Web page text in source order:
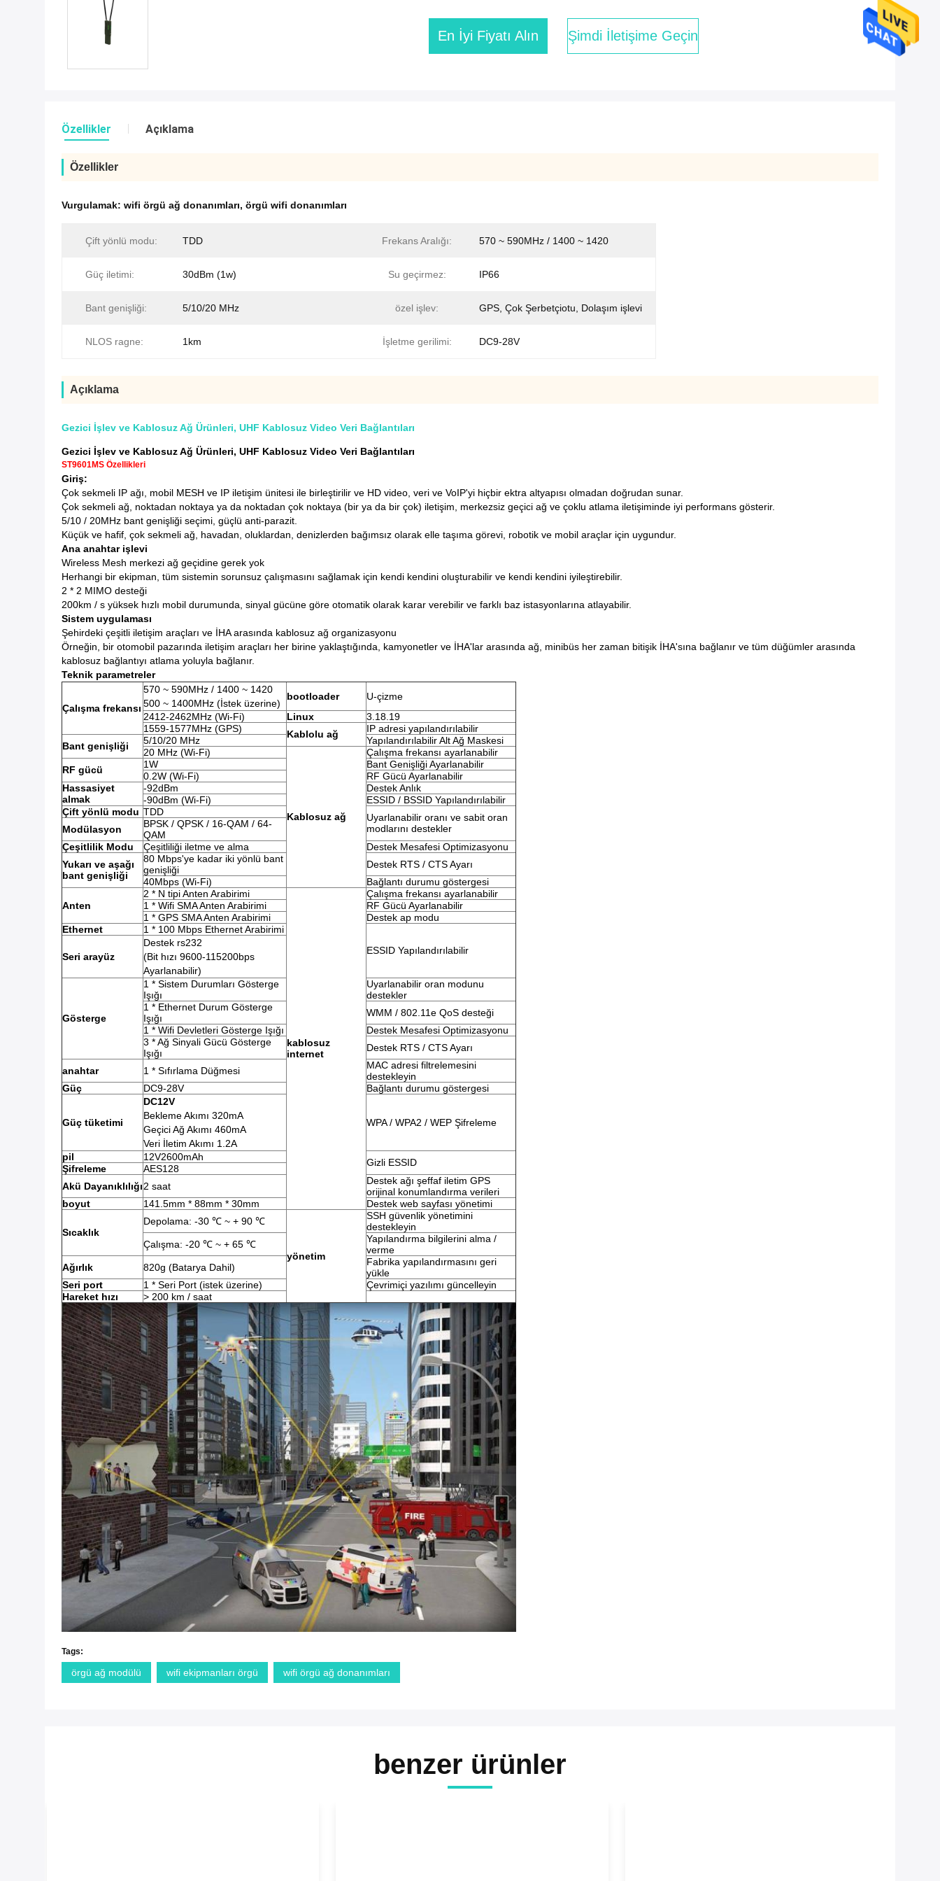
En İyi Fiyatı Alın Şimdi İletişime Geçin
Özellikler Açıklama
Özellikler
Vurgulamak: wifi örgü ağ donanımları, örgü wifi donanımları
Çift yönlü modu: TDD Frekans Aralığı: 570 ~ 590MHz / 1400 ~ 1420
Güç iletimi: 30dBm (1w) Su geçirmez: IP66
Bant genişliği: 5/10/20 MHz özel işlev: GPS, Çok Şerbetçiotu, Dolaşım işlevi
NLOS ragne: 1km İşletme gerilimi: DC9-28V
Açıklama
Gezici İşlev ve Kablosuz Ağ Ürünleri, UHF Kablosuz Video Veri Bağlantıları
Gezici İşlev ve Kablosuz Ağ Ürünleri, UHF Kablosuz Video Veri Bağlantıları
ST9601MS Özellikleri
Giriş:
Çok sekmeli IP ağı, mobil MESH ve IP iletişim ünitesi ile birleştirilir ve HD video, veri ve VoIP'yi hiçbir ektra altyapısı olmadan doğrudan sunar.
Çok sekmeli ağ, noktadan noktaya ya da noktadan çok noktaya (bir ya da bir çok) iletişim, merkezsiz geçici ağ ve çoklu atlama iletişiminde iyi performans gösterir.
5/10 / 20MHz bant genişliği seçimi, güçlü anti-parazit.
Küçük ve hafif, çok sekmeli ağ, havadan, oluklardan, denizlerden bağımsız olarak elle taşıma görevi, robotik ve mobil araçlar için uygundur.
Ana anahtar işlevi
Wireless Mesh merkezi ağ geçidine gerek yok
Herhangi bir ekipman, tüm sistemin sorunsuz çalışmasını sağlamak için kendi kendini oluşturabilir ve kendi kendini iyileştirebilir.
2 * 2 MIMO desteği
200km / s yüksek hızlı mobil durumunda, sinyal gücüne göre otomatik olarak karar verebilir ve farklı baz istasyonlarına atlayabilir.
Sistem uygulaması
Şehirdeki çeşitli iletişim araçları ve İHA arasında kablosuz ağ organizasyonu
Örneğin, bir otomobil pazarında iletişim araçları her birine yaklaştığında, kamyonetler ve İHA'lar arasında ağ, minibüs her zaman bitişik İHA'sına bağlanır ve tüm düğümler arasında
kablosuz bağlantıyı atlama yoluyla bağlanır.
Teknik parametreler
Çalışma frekansı
570 ~ 590MHz / 1400 ~ 1420
500 ~ 1400MHz (İstek üzerine)
bootloader
U-çizme
2412-2462MHz (Wi-Fi)
Linux
3.18.19
1559-1577MHz (GPS)
Kablolu ağ
IP adresi yapılandırılabilir
Bant genişliği
5/10/20 MHz
Yapılandırılabilir Alt Ağ Maskesi
20 MHz (Wi-Fi)
Kablosuz ağ
Çalışma frekansı ayarlanabilir
RF gücü
1W
Bant Genişliği Ayarlanabilir
0.2W (Wi-Fi)
RF Gücü Ayarlanabilir
Hassasiyet
almak
-92dBm
Destek Anlık
-90dBm (Wi-Fi)
ESSID / BSSID Yapılandırılabilir
Çift yönlü modu TDD
Uyarlanabilir oranı ve sabit oran
modlarını destekler
Modülasyon
BPSK / QPSK / 16-QAM / 64-
QAM
Çeşitlilik Modu
Çeşitliliği iletme ve alma
Destek Mesafesi Optimizasyonu
Yukarı ve aşağı
bant genişliği
80 Mbps'ye kadar iki yönlü bant
genişliği
Destek RTS / CTS Ayarı
40Mbps (Wi-Fi)
Bağlantı durumu göstergesi
Anten
2 * N tipi Anten Arabirimi
kablosuz
internet
Çalışma frekansı ayarlanabilir
1 * Wifi SMA Anten Arabirimi
RF Gücü Ayarlanabilir
1 * GPS SMA Anten Arabirimi
Destek ap modu
Ethernet
1 * 100 Mbps Ethernet Arabirimi
ESSID Yapılandırılabilir
Seri arayüz
Destek rs232
(Bit hızı 9600-115200bps
Ayarlanabilir)
Gösterge
1 * Sistem Durumları Gösterge
Işığı
Uyarlanabilir oran modunu
destekler
1 * Ethernet Durum Gösterge
Işığı
WMM / 802.11e QoS desteği
1 * Wifi Devletleri Gösterge Işığı
Destek Mesafesi Optimizasyonu
3 * Ağ Sinyali Gücü Gösterge
Işığı
Destek RTS / CTS Ayarı
anahtar 1 * Sıfırlama Düğmesi
MAC adresi filtrelemesini
destekleyin
Güç
DC9-28V Bağlantı durumu göstergesi
Güç tüketimi
DC12V
Bekleme Akımı 320mA
Geçici Ağ Akımı 460mA
Veri İletim Akımı 1.2A
WPA / WPA2 / WEP Şifreleme
pil 12V2600mAh Gizli ESSID
Şifreleme
AES128
Akü Dayanıklılığı2 saat
Destek ağı şeffaf iletim GPS
orijinal konumlandırma verileri
boyut
141.5mm * 88mm * 30mm Destek web sayfası yönetimi
Sıcaklık
Depolama: -30 ℃ ~ + 90 ℃
yönetim
SSH güvenlik yönetimini
destekleyin
Çalışma: -20 ℃ ~ + 65 ℃
Yapılandırma bilgilerini alma /
verme
Ağırlık
820g (Batarya Dahil)
Fabrika yapılandırmasını geri
yükle
Seri port
1 * Seri Port (istek üzerine)
Çevrimiçi yazılımı güncelleyin
Hareket hızı
> 200 km / saat
Tags:
örgü ağ modülü wifi ekipmanları örgü wifi örgü ağ donanımları
benzer ürünler